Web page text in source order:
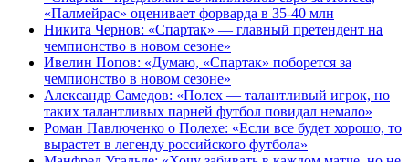
«Палмейрас» оценивает форварда в 35-40 млн
Никита Чернов: «Спартак» — главный претендент на
чемпионство в новом сезоне»
Ивелин Попов: «Думаю, «Спартак» поборется за
чемпионство в новом сезоне»
Александр Самедов: «Полех — талантливый игрок, но
таких талантливых парней футбол повидал немало»
Роман Павлюченко о Полехе: «Если все будет хорошо, то
вырастет в легенду российского футбола»